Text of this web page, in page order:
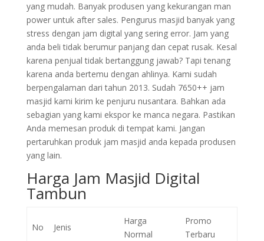
yang mudah. Banyak produsen yang kekurangan man
power untuk after sales. Pengurus masjid banyak yang
stress dengan jam digital yang sering error. Jam yang
anda beli tidak berumur panjang dan cepat rusak. Kesal
karena penjual tidak bertanggung jawab? Tapi tenang
karena anda bertemu dengan ahlinya. Kami sudah
berpengalaman dari tahun 2013. Sudah 7650++ jam
masjid kami kirim ke penjuru nusantara. Bahkan ada
sebagian yang kami ekspor ke manca negara. Pastikan
Anda memesan produk di tempat kami. Jangan
pertaruhkan produk jam masjid anda kepada produsen
yang lain.
Harga Jam Masjid Digital
Tambun
No Jenis
Harga
Normal
Promo
Terbaru